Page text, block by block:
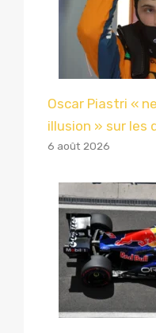
Oscar Piastri «
illusion » sur les
6 août 2026